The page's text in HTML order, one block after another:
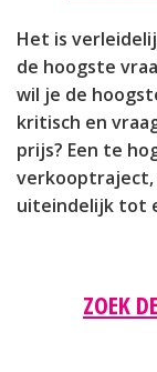
Het is
de hoogste
wil je de
kritisch en
prijs? Een te
verkooptraject,
uiteindelijk tot
ZOEK